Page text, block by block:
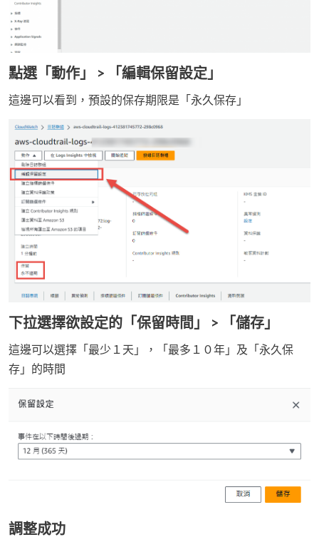
點選「動作」 > 「編輯保留設定」
這邊可以看到，預設的保存期限是「永久保存」
下拉選擇欲設定的「保留時間」 > 「儲存」
這邊可以選擇「最少１天」，「最多１０年」及「永久保
存」的時間
調整成功